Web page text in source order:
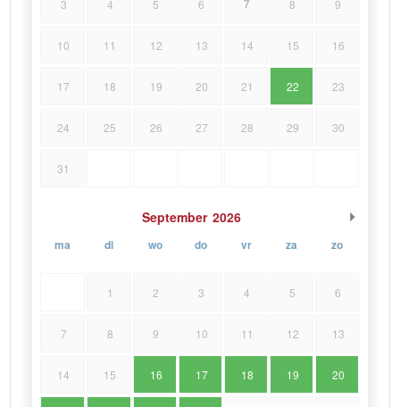
3 4 5 6 7 8 9
10 11 12 13 14 15 16
17 18 19 20 21 22 23
24 25 26 27 28 29 30
31
September 2026
ma di wo do vr za zo
1 2 3 4 5 6
7 8 9 10 11 12 13
14 15 16 17 18 19 20